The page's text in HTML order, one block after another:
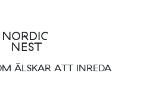
ÄLSKAR ATT INREDA